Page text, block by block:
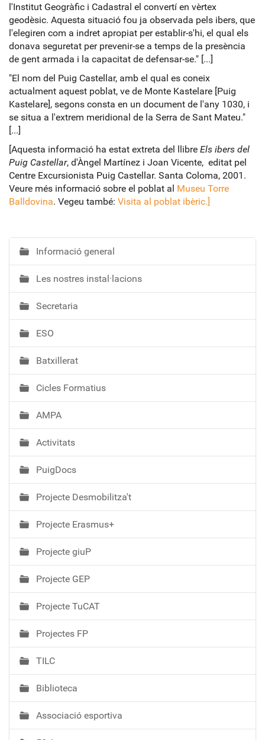
l'Institut Geogràfic i Cadastral el convertí en vèrtex
geodèsic. Aquesta situació fou ja observada pels ibers, que
l'elegiren com a indret apropiat per establir-s'hi, el qual els
donava seguretat per prevenir-se a temps de la presència
de gent armada i la capacitat de defensar-se." [...]
"El nom del Puig Castellar, amb el qual es coneix
actualment aquest poblat, ve de Monte Kastelare [Puig
Kastelare], segons consta en un document de l'any 1030, i
se situa a l'extrem meridional de la Serra de Sant Mateu."
[...]
[Aquesta informació ha estat extreta del llibre Els ibers del
Puig Castellar, d'Àngel Martínez i Joan Vicente, editat pel
Centre Excursionista Puig Castellar. Santa Coloma, 2001.
Veure més informació sobre el poblat al Museu Torre
Balldovina. Vegeu també: Visita al poblat ibèric.]
N
a
v
e
g
a
c
ó
Informació general
Les nostres instal·lacions
Secretaria
ESO
Batxillerat
Cicles Formatius
AMPA
Activitats
PuigDocs
Projecte Desmobilitza't
Projecte Erasmus+
Projecte giuP
Projecte GEP
Projecte TuCAT
Projectes FP
TILC
Biblioteca
Associació esportiva